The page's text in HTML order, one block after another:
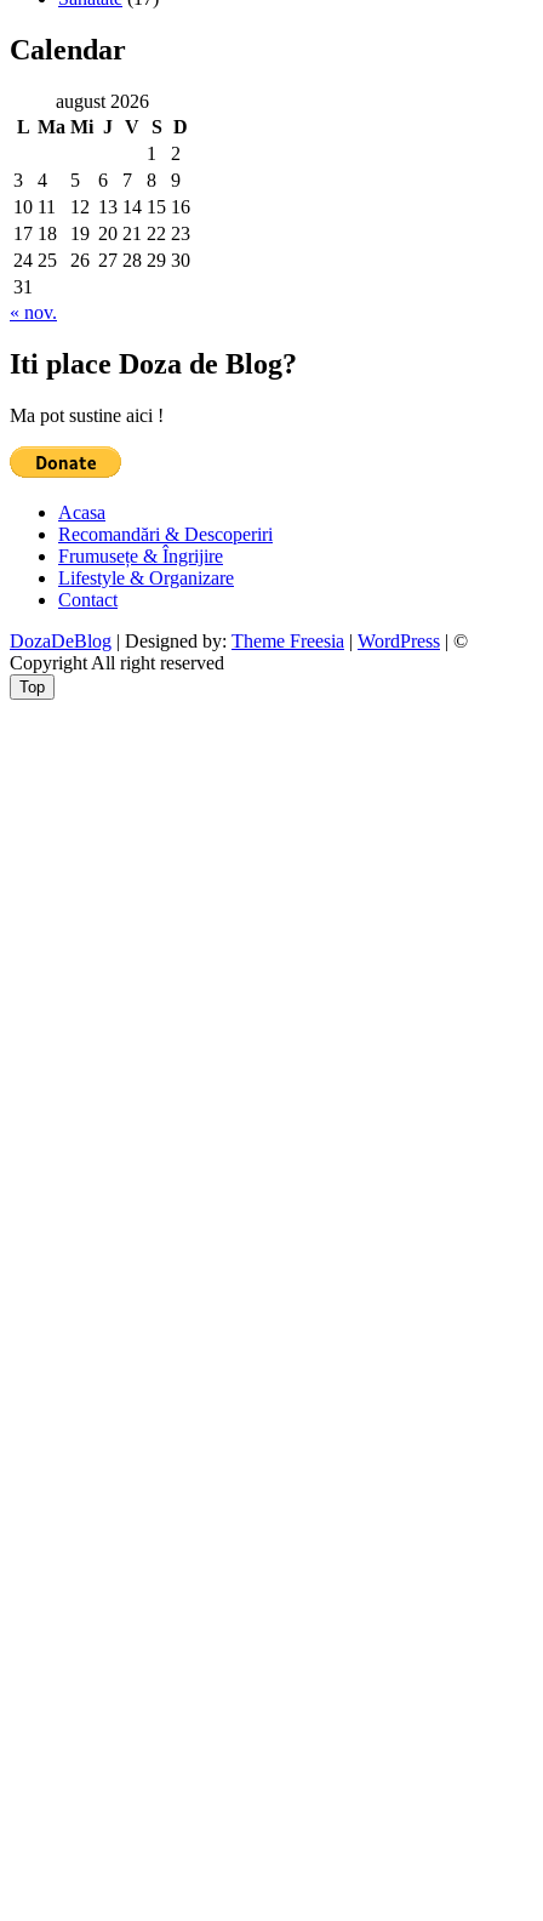
Calendar
august 2026
L Ma Mi J V S D
1
2
3
4 5 6 7 8
9
10 11 12 13 14 15 16
17 18 19 20 21 22 23
24 25 26 27 28 29 30
31
« nov.
Iti place Doza de Blog?
Ma pot sustine aici !
Acasa
Recomandări & Descoperiri
Frumusețe & Îngrijire
Lifestyle & Organizare
Contact
DozaDeBlog | Designed by: Theme Freesia | WordPress | ©
Copyright All right reserved
Top